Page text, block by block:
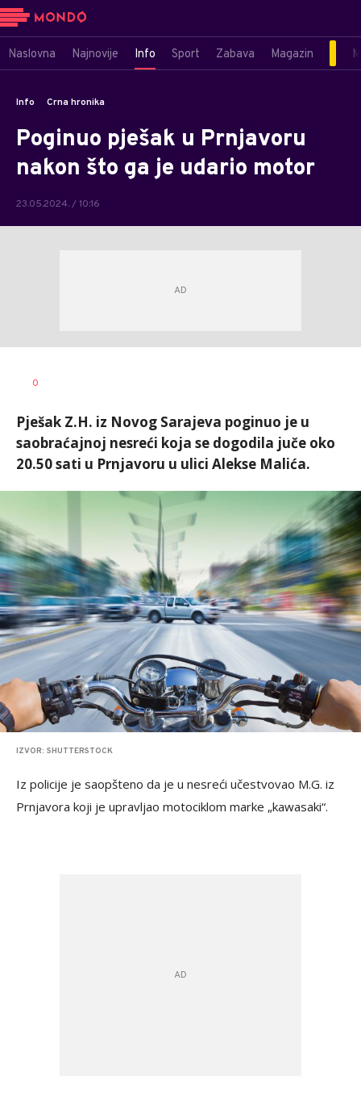
Naslovna Najnovije Info Sport Zabava Magazin
Info Crna hronika
Poginuo pješak u Prnjavoru
nakon što ga je udario motor
23.05.2024. / 10:16
AUTOR
0
Pješak Z.H. iz Novog Sarajeva poginuo je u
saobraćajnoj nesreći koja se dogodila juče oko
20.50 sati u Prnjavoru u ulici Alekse Malića.
IZVOR: SHUTTERSTOCK
Iz policije je saopšteno da je u nesreći učestvovao M.G. iz
Prnjavora koji je upravljao motociklom marke „kawasaki“.